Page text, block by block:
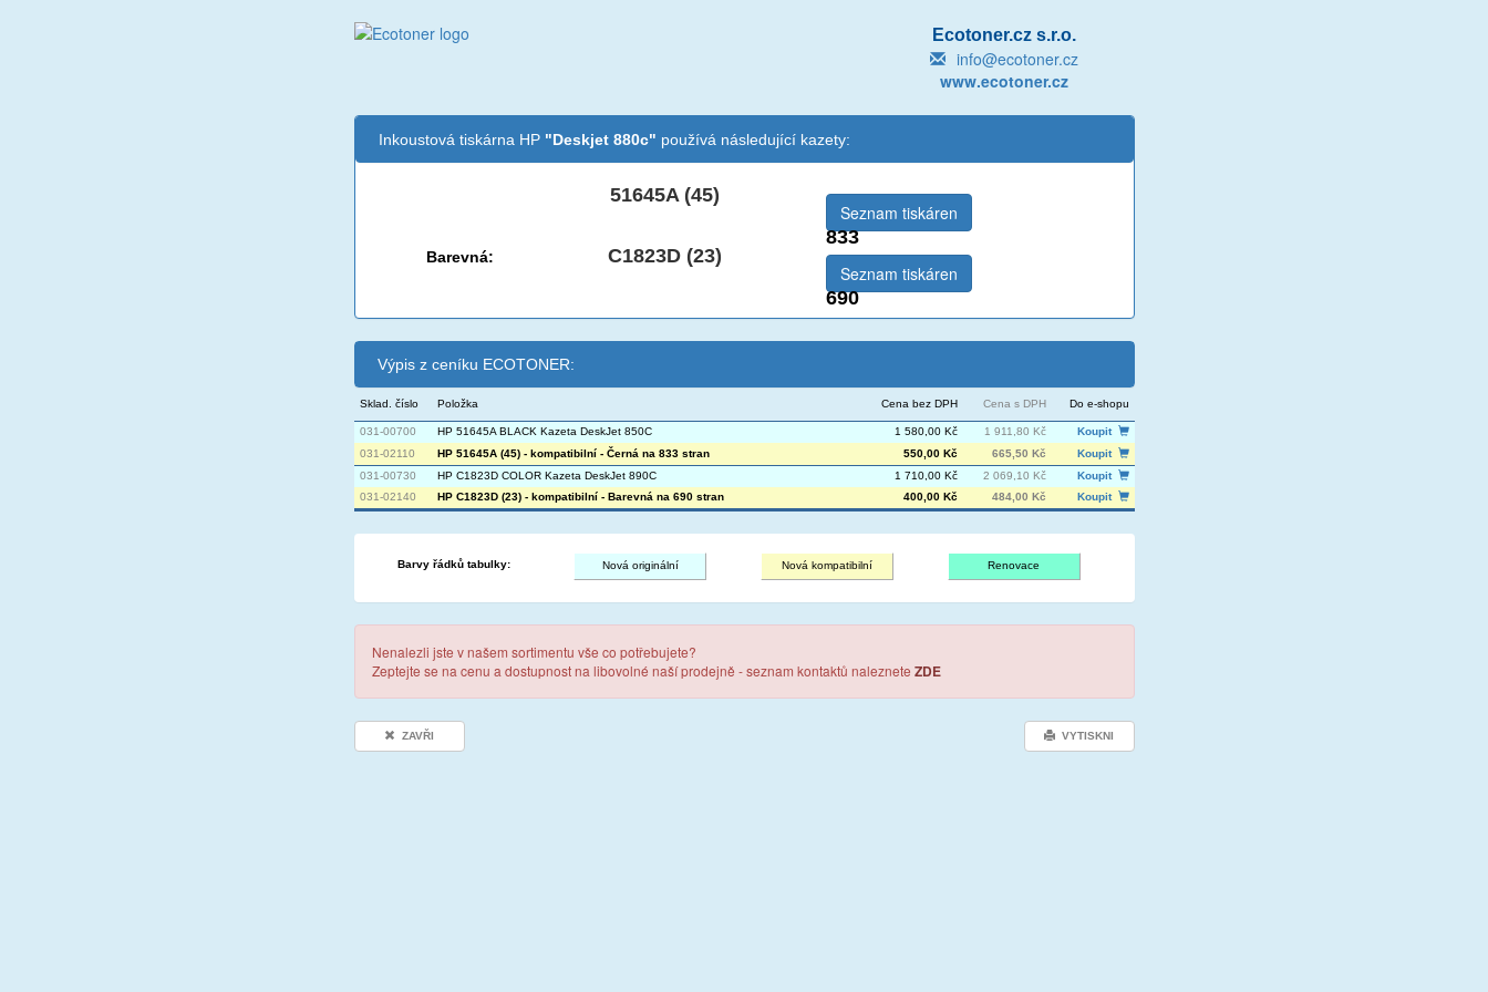
Ecotoner.cz s.r.o.
info@ecotoner.cz
www.ecotoner.cz
Inkoustová tiskárna HP "Deskjet 880c" používá následující kazety:
51645A (45)
833
Seznam tiskáren
Barevná:
C1823D (23)
690
Seznam tiskáren
Výpis z ceníku ECOTONER:
Sklad. číslo Položka Cena bez DPH Cena s DPH Do e-shopu
031-00700 HP 51645A BLACK Kazeta DeskJet 850C 1 580,00 Kč 1 911,80 Kč
Koupit
031-02110
HP 51645A (45) - kompatibilní - Černá na 833 stran 550,00 Kč 665,50 Kč
Koupit
031-00730
HP C1823D COLOR Kazeta DeskJet 890C 1 710,00 Kč 2 069,10 Kč
Koupit
031-02140
HP C1823D (23) - kompatibilní - Barevná na 690 stran 400,00 Kč 484,00 Kč Koupit
Barvy řádků tabulky: Nová originální Nová kompatibilní Renovace
Nenalezli jste v našem sortimentu vše co potřebujete?
Zeptejte se na cenu a dostupnost na libovolné naší prodejně - seznam kontaktů naleznete ZDE
ZAVŘI VYTISKNI